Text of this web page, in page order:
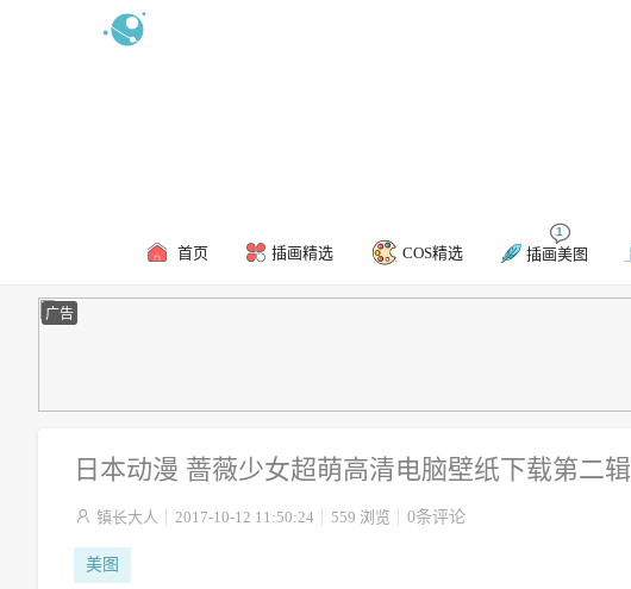
首页 插画精选 COS精选
1
插画美图
广告
日本动漫 蔷薇少女超萌高清电脑壁纸下载第二辑
 镇长大人 2017-10-12 11:50:24 559 浏览 0条评论
美图